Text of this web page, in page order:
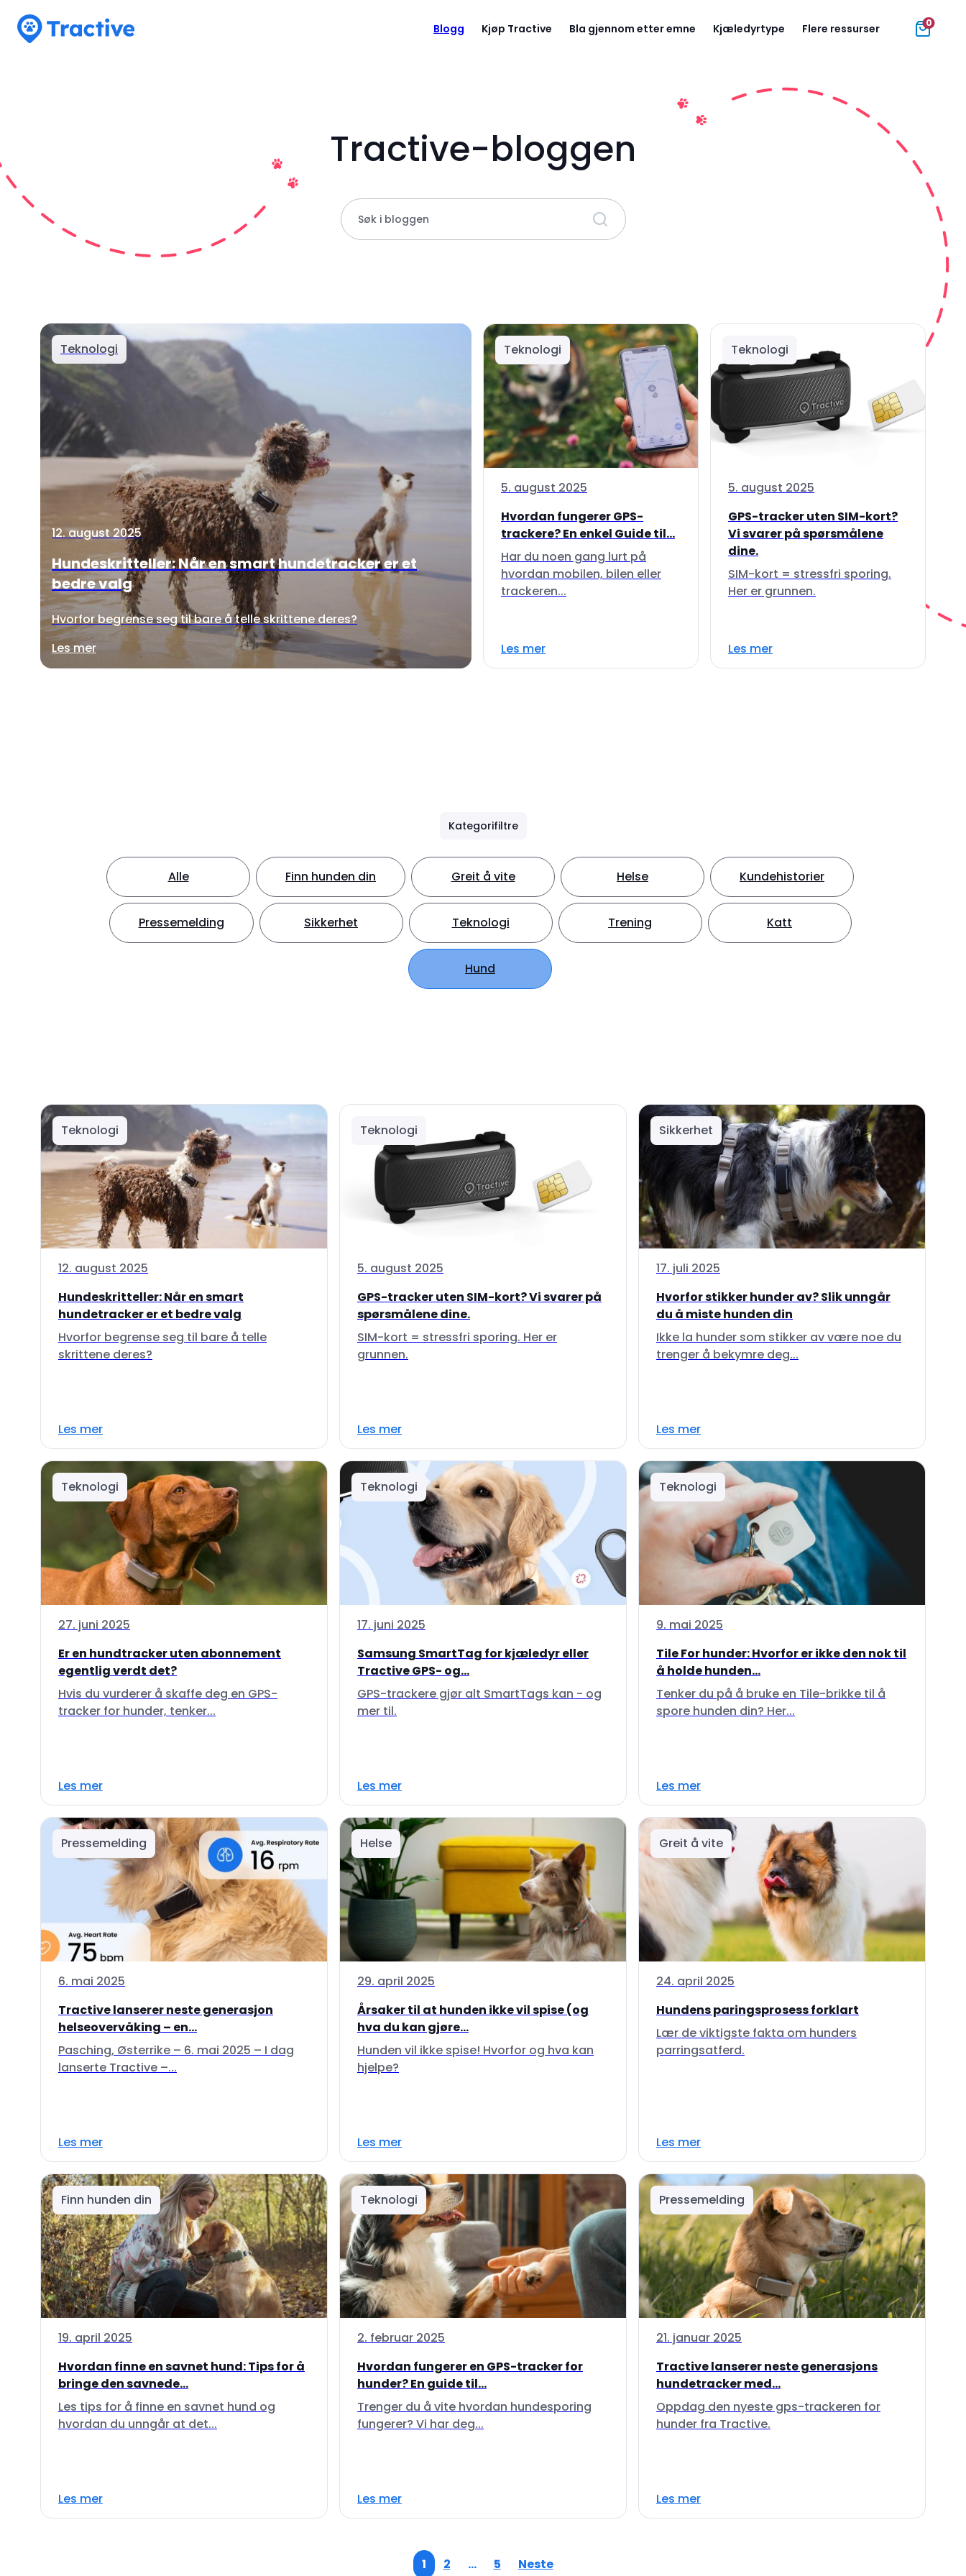
Blogg Kjøp Tractive Bla gjennom etter emne Kjæledyrtype Flere ressurser 0
Tractive-bloggen
Søk i bloggen
Teknologi
12. august 2025
Hundeskritteller: Når en smart hundetracker er et
bedre valg
Hvorfor begrense seg til bare å telle skrittene deres?
Les mer
Teknologi
5. august 2025
Hvordan fungerer GPS-
trackere? En enkel Guide til...
Har du noen gang lurt på
hvordan mobilen, bilen eller
trackeren...
Les mer
Teknologi
5. august 2025
GPS-tracker uten SIM-kort?
Vi svarer på spørsmålene
dine.
SIM-kort = stressfri sporing.
Her er grunnen.
Les mer
Kategorifiltre
Alle Finn hunden din Greit å vite Helse Kundehistorier
Pressemelding Sikkerhet Teknologi Trening Katt
Hund
Teknologi
12. august 2025
Hundeskritteller: Når en smart
hundetracker er et bedre valg
Hvorfor begrense seg til bare å telle
skrittene deres?
Les mer
Teknologi
5. august 2025
GPS-tracker uten SIM-kort? Vi svarer på
spørsmålene dine.
SIM-kort = stressfri sporing. Her er
grunnen.
Les mer
Sikkerhet
17. juli 2025
Hvorfor stikker hunder av? Slik unngår
du å miste hunden din
Ikke la hunder som stikker av være noe du
trenger å bekymre deg...
Les mer
Teknologi
27. juni 2025
Er en hundtracker uten abonnement
egentlig verdt det?
Hvis du vurderer å skaffe deg en GPS-
tracker for hunder, tenker...
Les mer
Teknologi
17. juni 2025
Samsung SmartTag for kjæledyr eller
Tractive GPS- og...
GPS-trackere gjør alt SmartTags kan - og
mer til.
Les mer
Teknologi
9. mai 2025
Tile For hunder: Hvorfor er ikke den nok til
å holde hunden...
Tenker du på å bruke en Tile-brikke til å
spore hunden din? Her...
Les mer
Pressemelding
6. mai 2025
Tractive lanserer neste generasjon
helseovervåking – en...
Pasching, Østerrike – 6. mai 2025 – I dag
lanserte Tractive –...
Les mer
Helse
29. april 2025
Årsaker til at hunden ikke vil spise (og
hva du kan gjøre...
Hunden vil ikke spise! Hvorfor og hva kan
hjelpe?
Les mer
Greit å vite
24. april 2025
Hundens paringsprosess forklart
Lær de viktigste fakta om hunders
parringsatferd.
Les mer
Finn hunden din
19. april 2025
Hvordan finne en savnet hund: Tips for å
bringe den savnede...
Les tips for å finne en savnet hund og
hvordan du unngår at det...
Les mer
Teknologi
2. februar 2025
Hvordan fungerer en GPS-tracker for
hunder? En guide til...
Trenger du å vite hvordan hundesporing
fungerer? Vi har deg...
Les mer
Pressemelding
21. januar 2025
Tractive lanserer neste generasjons
hundetracker med...
Oppdag den nyeste gps-trackeren for
hunder fra Tractive.
Les mer
1 2 … 5 Neste